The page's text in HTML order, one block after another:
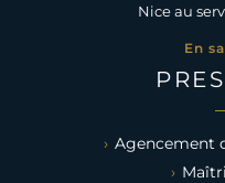
Nice au
En
Agencement